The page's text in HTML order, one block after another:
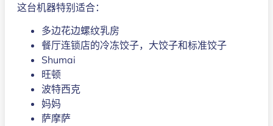
这台机器特别适合：
多边花边螺纹乳房
餐厅连锁店的冷冻饺子，大饺子和标准饺子
Shumai
旺顿
波特西克
妈妈
萨摩萨